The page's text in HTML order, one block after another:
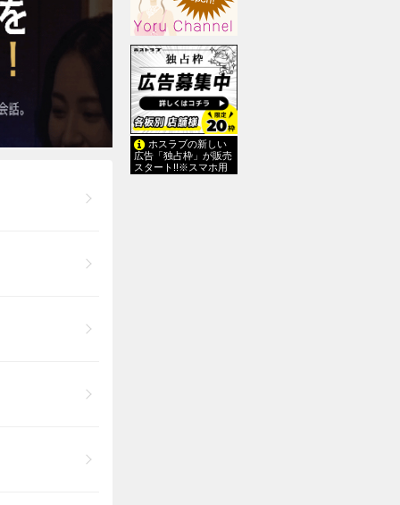
ホスラブの新しい
広告「独占枠」が販売
スタート!!※スマホ用